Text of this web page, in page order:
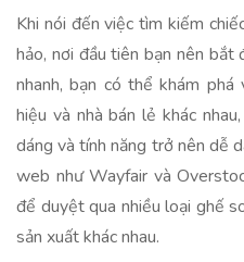
Khi nói đến việc tìm kiếm
hảo, nơi đầu tiên bạn nên
nhanh, bạn có thể khám
hiệu và nhà bán lẻ khác
dáng và tính năng trở nên dễ
web như Wayfair và
để duyệt qua nhiều loại ghế
sản xuất khác nhau.